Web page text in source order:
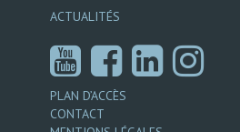
ACTUALITÉS
PLAN D’ACCÈS
CONTACT